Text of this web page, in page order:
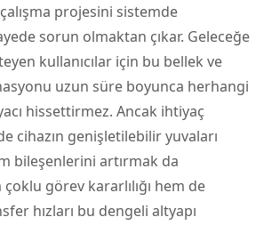
projesini sistemde
sorun olmaktan çıkar. Geleceğe
kullanıcılar için bu bellek ve
uzun süre boyunca herhangi
hissettirmez. Ancak ihtiyaç
cihazın genişletilebilir yuvaları
bileşenlerini artırmak da
görev kararlılığı hem de
hızları bu dengeli altyapı